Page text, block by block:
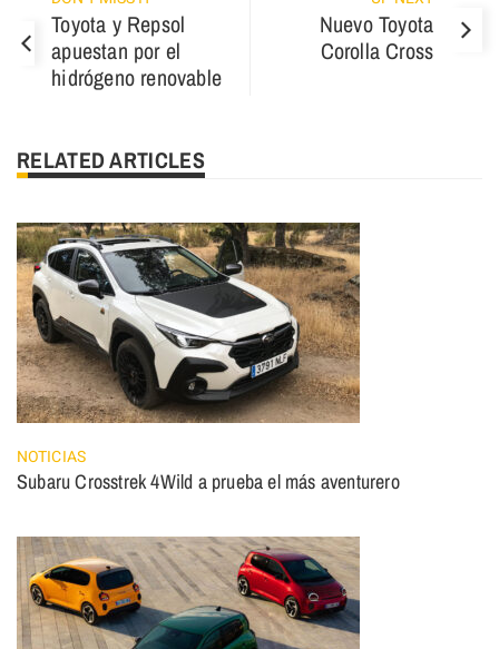
Toyota y Repsol
apuestan por el
hidrógeno renovable
Nuevo Toyota
Corolla Cross
RELATED ARTICLES
NOTICIAS
Subaru Crosstrek 4Wild a prueba el más aventurero